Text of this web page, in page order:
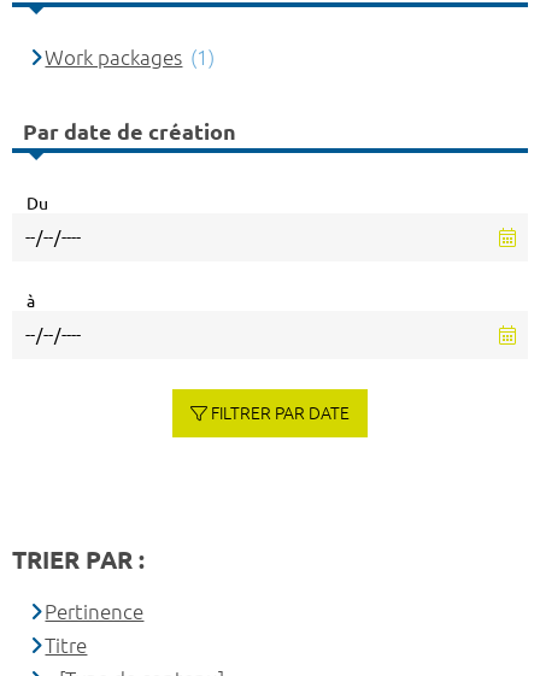
Work packages (1)
Par date de création
Du
à
FILTRER PAR DATE
TRIER PAR :
Pertinence
Titre